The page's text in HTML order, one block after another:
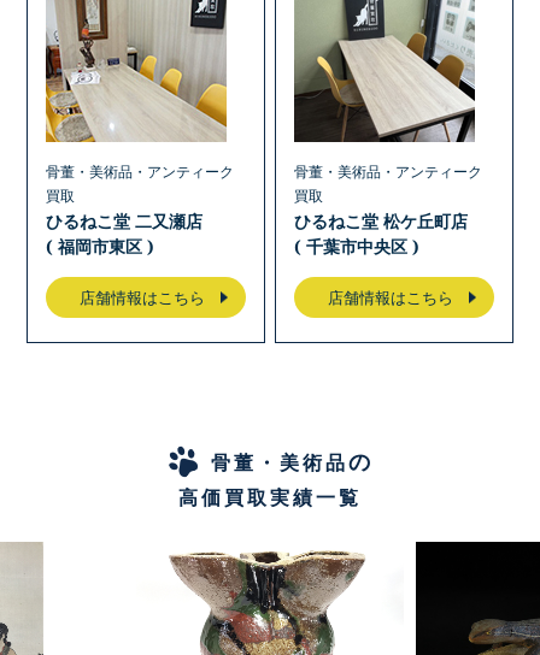
骨董・美術品・アンティーク
買取
ひるねこ堂 二又瀬店
( 福岡市東区 )
店舗情報はこちら
骨董・美術品・アンティーク
買取
ひるねこ堂 松ケ丘町店
( 千葉市中央区 )
店舗情報はこちら
骨董・美術品の
高価買取実績一覧